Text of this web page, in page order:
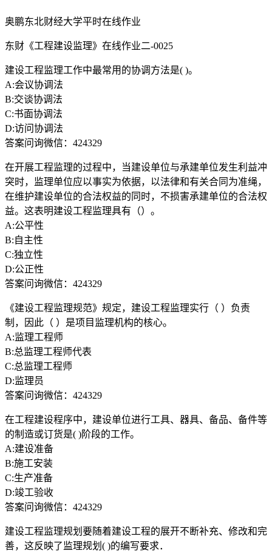
奥鹏东北财经大学平时在线作业
东财《工程建设监理》在线作业二-0025
建设工程监理工作中最常用的协调方法是( )。
A:会议协调法
B:交谈协调法
C:书面协调法
D:访问协调法
答案问询微信：424329
在开展工程监理的过程中，当建设单位与承建单位发生利益冲
突时，监理单位应以事实为依据，以法律和有关合同为准绳，
在维护建设单位的合法权益的同时，不损害承建单位的合法权
益。这表明建设工程监理具有（）。
A:公平性
B:自主性
C:独立性
D:公正性
答案问询微信：424329
《建设工程监理规范》规定，建设工程监理实行（ ）负责
制，因此（ ）是项目监理机构的核心。
A:监理工程师
B:总监理工程师代表
C:总监理工程师
D:监理员
答案问询微信：424329
在工程建设程序中，建设单位进行工具、器具、备品、备件等
的制造或订货是( )阶段的工作。
A:建设准备
B:施工安装
C:生产准备
D:竣工验收
答案问询微信：424329
建设工程监理规划要随着建设工程的展开不断补充、修改和完
善，这反映了监理规划( )的编写要求．